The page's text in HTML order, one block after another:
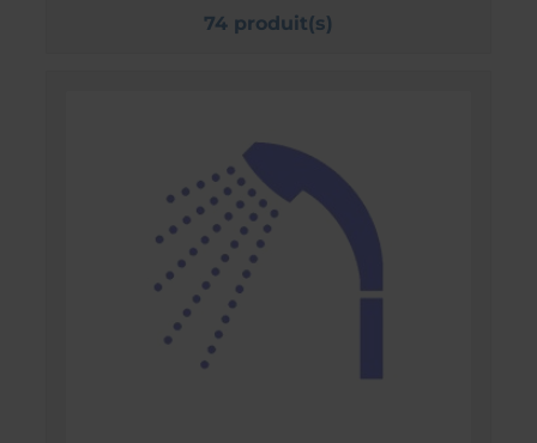
74 produit(s)